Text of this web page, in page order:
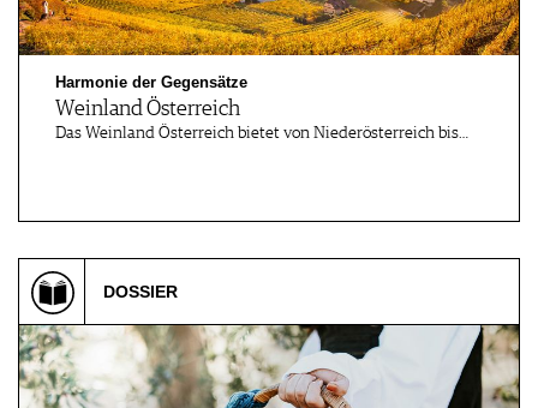
Harmonie der Gegensätze
Weinland Österreich
Das Weinland Österreich bietet von Niederösterreich bis…
DOSSIER